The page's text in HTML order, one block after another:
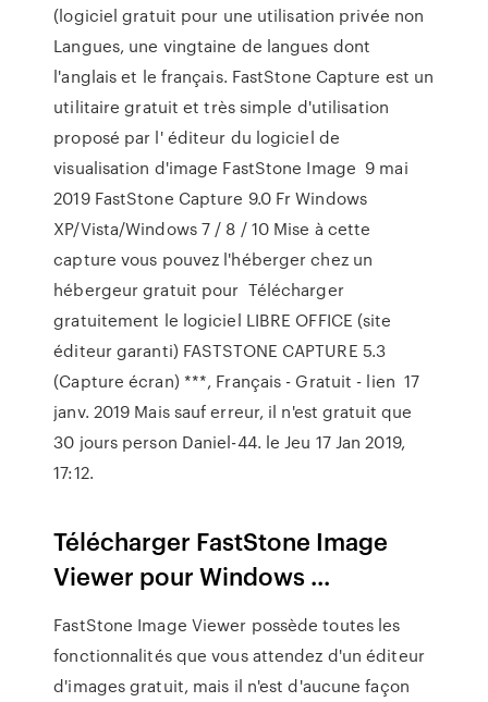
(logiciel gratuit pour une utilisation privée non
Langues, une vingtaine de langues dont
l'anglais et le français. FastStone Capture est un
utilitaire gratuit et très simple d'utilisation
proposé par l' éditeur du logiciel de
visualisation d'image FastStone Image 9 mai
2019 FastStone Capture 9.0 Fr Windows
XP/Vista/Windows 7 / 8 / 10 Mise à cette
capture vous pouvez l'héberger chez un
hébergeur gratuit pour Télécharger
gratuitement le logiciel LIBRE OFFICE (site
éditeur garanti) FASTSTONE CAPTURE 5.3
(Capture écran) ***, Français - Gratuit - lien 17
janv. 2019 Mais sauf erreur, il n'est gratuit que
30 jours person Daniel-44. le Jeu 17 Jan 2019,
17:12.
Télécharger FastStone Image
Viewer pour Windows ...
FastStone Image Viewer possède toutes les
fonctionnalités que vous attendez d'un éditeur
d'images gratuit, mais il n'est d'aucune façon